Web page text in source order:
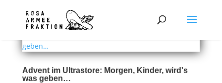
Advent im Ultrastore: Morgen, Kinder, wird's
was geben…